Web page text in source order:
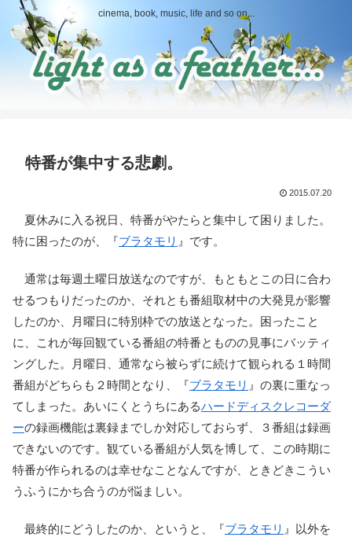
cinema, book, music, life and so on...
特番が集中する悲劇。
2015.07.20
夏休みに入る祝日、特番がやたらと集中して困りました。
特に困ったのが、『ブラタモリ 』です。
通常は毎週土曜日放送なのですが、もともとこの日に合わ
せるつもりだったのか、それとも番組取材中の大発見が影響
したのか、月曜日に特別枠での放送となった。困ったこと
に、これが毎回観ている番組の特番とものの見事にバッティ
ングした。月曜日、通常なら被らずに続けて観られる１時間
番組がどちらも２時間となり、『ブラタモリ 』の裏に重なっ
てしまった。あいにくとうちにあるハードディスクレコーダ
ーの録画機能は裏録までしか対応しておらず、３番組は録画
できないのです。観ている番組が人気を博して、この時期に
特番が作られるのは幸せなことなんですが、ときどきこうい
うふうにかち合うのが悩ましい。
最終的にどうしたのか、というと、『ブラタモリ 』以外を